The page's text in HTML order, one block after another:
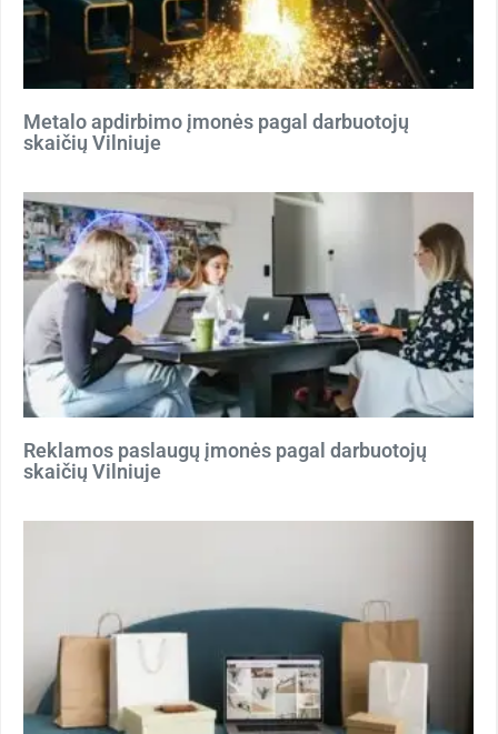
Metalo apdirbimo įmonės pagal darbuotojų
skaičių Vilniuje
Reklamos paslaugų įmonės pagal darbuotojų
skaičių Vilniuje